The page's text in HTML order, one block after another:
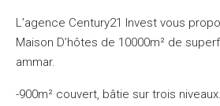
L’agence Century21 Invest vous
Maison D’hôtes de 10000m² de
ammar.
-900m² couvert, bâtie sur trois niveaux.